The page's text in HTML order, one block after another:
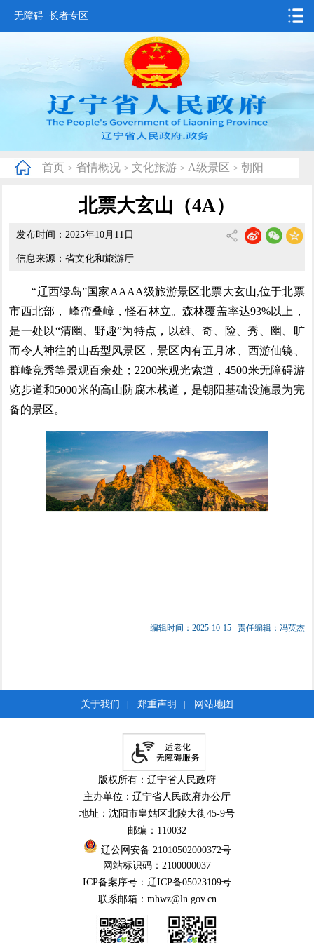
无障碍 长者专区
要闻动态
政务公开
互动交流
数据发布
省情概况
首页 > 省情概况 > 文化旅游 > A级景区 > 朝阳
北票大玄山（4A）
发布时间：2025年10月11日
信息来源：省文化和旅游厅
“辽西绿岛”国家AAAA级旅游景区北票大玄山,位于北票
市西北部， 峰峦叠嶂，怪石林立。森林覆盖率达93%以上，
是一处以“清幽、野趣”为特点，以雄、奇、险、秀、幽、旷
而令人神往的山岳型风景区，景区内有五月冰、西游仙镜、
群峰竞秀等景观百余处；2200米观光索道，4500米无障碍游
览步道和5000米的高山防腐木栈道，是朝阳基础设施最为完
备的景区。
编辑时间：2025-10-15 责任编辑：冯英杰
关于我们 | 郑重声明 | 网站地图
版权所有：辽宁省人民政府
主办单位：辽宁省人民政府办公厅
地址：沈阳市皇姑区北陵大街45-9号
邮编：110032
辽公网安备 21010502000372号
网站标识码：2100000037
ICP备案序号：辽ICP备05023109号
联系邮箱：mhwz@ln.gov.cn